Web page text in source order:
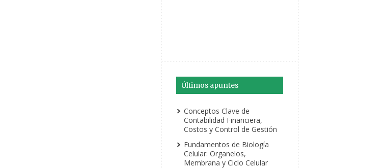
Últimos apuntes
Conceptos Clave de
Contabilidad Financiera,
Costos y Control de Gestión
Fundamentos de Biología
Celular: Organelos,
Membrana y Ciclo Celular